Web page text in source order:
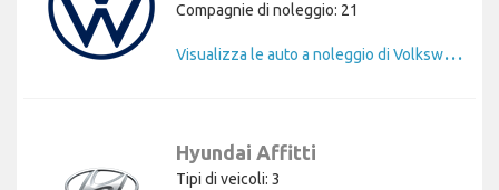
Compagnie di noleggio: 21
V
isualizza le auto a noleggio di Volkswagen
Hyundai Affitti
Tipi di veicoli: 3